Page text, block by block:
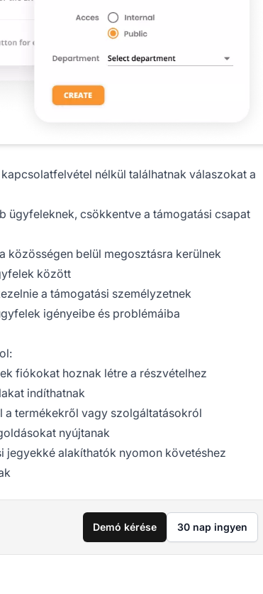
nélkül találhatnak válaszokat a
ügyfeleknek, csökkentve a támogatási csapat
közösségen belül megosztásra kerülnek
között
a támogatási személyzetnek
igényeibe és problémáiba
fiókokat hoznak létre a részvételhez
indíthatnak
a termékekről vagy szolgáltatásokról
nyújtanak
jegyekké alakíthatók nyomon követéshez
Demó kérése 30 nap ingyen